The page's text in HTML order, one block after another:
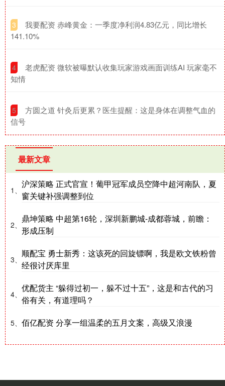
3
​我要配资 赤峰黄金：一季度净利润4.83亿元，同比增长
141.10%
4
​老虎配资 微软被曝默认收集玩家游戏画面训练AI 玩家毫不
知情
5
​方圆之道 针灸后更累？医生提醒：这是身体在调整气血的
信号
最新文章
1、
沪深策略 正式官宣！葡甲冠军成员空降中超河南队，夏
窗关键补强调整到位
2、
鼎坤策略 中超第16轮，深圳新鹏城-成都蓉城，前瞻：
形成压制
3、
顺配宝 勇士新秀：这该死的回旋镖啊，我是欧文铁粉曾
经很讨厌库里
4、
优配货主 “躲得过初一，躲不过十五”，这是和古代的习
俗有关，有道理吗？
5、 佰亿配资 分享一组温柔的五月文案，高级又浪漫